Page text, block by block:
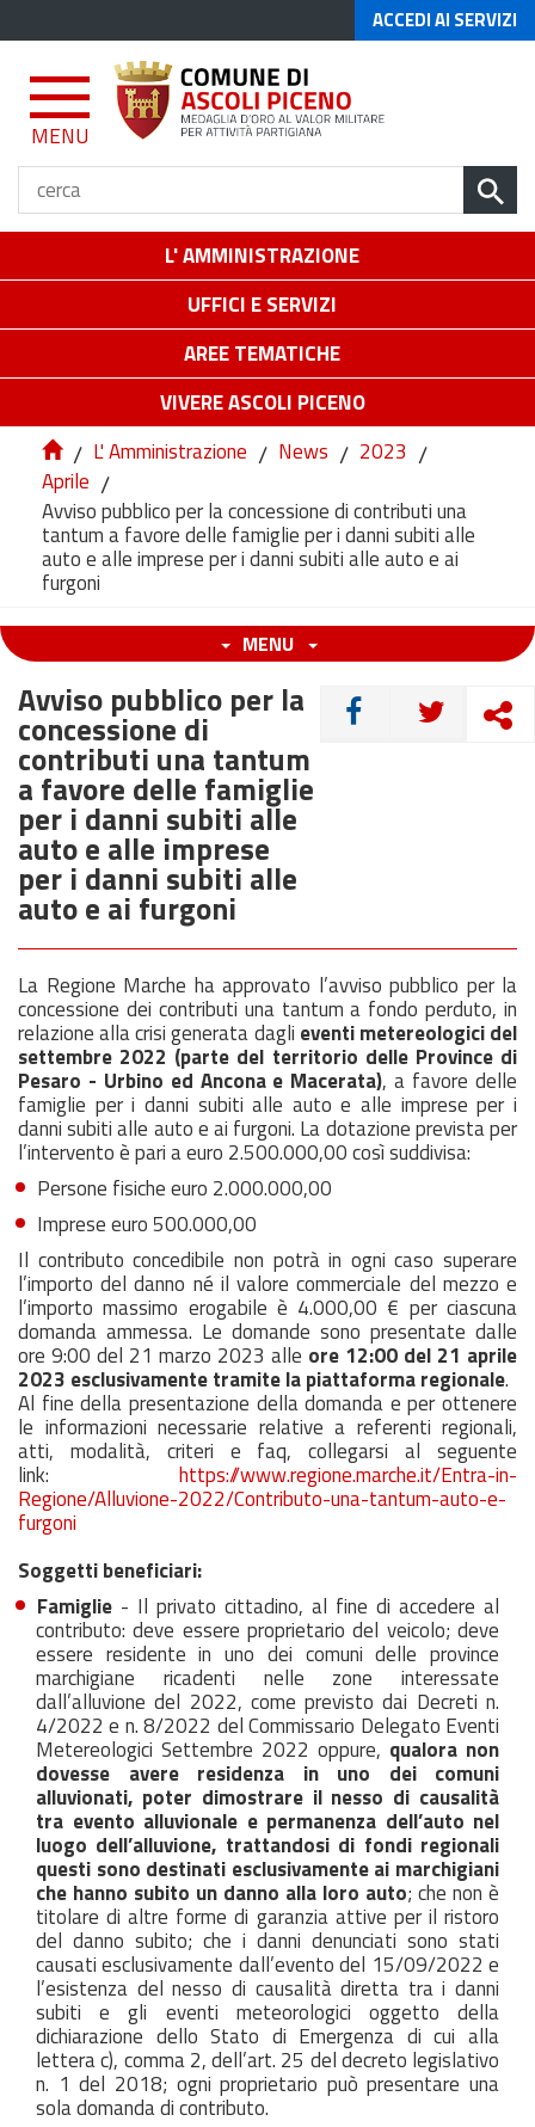
ACCEDI AI SERVIZI
MENU
L' AMMINISTRAZIONE
UFFICI E SERVIZI
AREE TEMATICHE
VIVERE ASCOLI PICENO
/ L' Amministrazione / News / 2023 /
Aprile /
Avviso pubblico per la concessione di contributi una
tantum a favore delle famiglie per i danni subiti alle
auto e alle imprese per i danni subiti alle auto e ai
furgoni
MENU
CONDIVIDI
Avviso pubblico per la
concessione di
contributi una tantum
a favore delle famiglie
per i danni subiti alle
auto e alle imprese
per i danni subiti alle
auto e ai furgoni
La Regione Marche ha approvato l’avviso pubblico per la
concessione dei contributi una tantum a fondo perduto, in
relazione alla crisi generata dagli eventi metereologici del
settembre 2022 (parte del territorio delle Province di
Pesaro - Urbino ed Ancona e Macerata), a favore delle
famiglie per i danni subiti alle auto e alle imprese per i
danni subiti alle auto e ai furgoni. La dotazione prevista per
l’intervento è pari a euro 2.500.000,00 così suddivisa:
Persone fisiche euro 2.000.000,00
Imprese euro 500.000,00
Il contributo concedibile non potrà in ogni caso superare
l’importo del danno né il valore commerciale del mezzo e
l’importo massimo erogabile è 4.000,00 € per ciascuna
domanda ammessa. Le domande sono presentate dalle
ore 9:00 del 21 marzo 2023 alle ore 12:00 del 21 aprile
2023 esclusivamente tramite la piattaforma regionale.
Al fine della presentazione della domanda e per ottenere
le informazioni necessarie relative a referenti regionali,
atti, modalità, criteri e faq, collegarsi al seguente
link: https://www.regione.marche.it/Entra-in-
Regione/Alluvione-2022/Contributo-una-tantum-auto-e-
furgoni
Soggetti beneficiari:
Famiglie - Il privato cittadino, al fine di accedere al
contributo: deve essere proprietario del veicolo; deve
essere residente in uno dei comuni delle province
marchigiane ricadenti nelle zone interessate
dall’alluvione del 2022, come previsto dai Decreti n.
4/2022 e n. 8/2022 del Commissario Delegato Eventi
Metereologici Settembre 2022 oppure, qualora non
dovesse avere residenza in uno dei comuni
alluvionati, poter dimostrare il nesso di causalità
tra evento alluvionale e permanenza dell’auto nel
luogo dell’alluvione, trattandosi di fondi regionali
questi sono destinati esclusivamente ai marchigiani
che hanno subito un danno alla loro auto; che non è
titolare di altre forme di garanzia attive per il ristoro
del danno subito; che i danni denunciati sono stati
causati esclusivamente dall’evento del 15/09/2022 e
l’esistenza del nesso di causalità diretta tra i danni
subiti e gli eventi meteorologici oggetto della
dichiarazione dello Stato di Emergenza di cui alla
lettera c), comma 2, dell’art. 25 del decreto legislativo
n. 1 del 2018; ogni proprietario può presentare una
sola domanda di contributo.